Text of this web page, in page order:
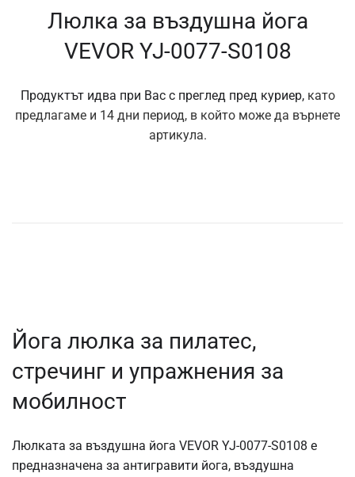
Люлка за въздушна йога
VEVOR YJ-0077-S0108
Продуктът идва при Вас с преглед пред куриер, като
предлагаме и 14 дни период, в който може да върнете
артикула.
Йога люлка за пилатес,
стречинг и упражнения за
мобилност
Люлката за въздушна йога VEVOR YJ-0077-S0108 е
предназначена за антигравити йога, въздушна